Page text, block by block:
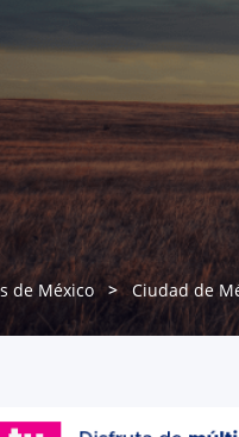
de México Ciudad de